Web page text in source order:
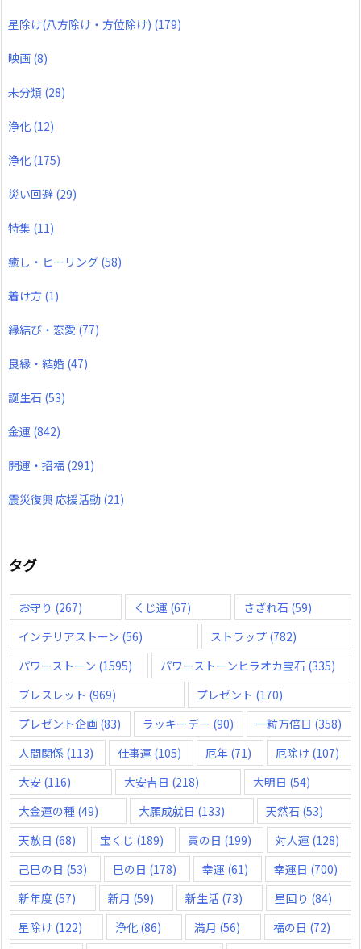
星除け(八方除け・方位除け) (179)
映画 (8)
未分類 (28)
浄化 (12)
浄化 (175)
災い回避 (29)
特集 (11)
癒し・ヒーリング (58)
着け方 (1)
縁結び・恋愛 (77)
良縁・結婚 (47)
誕生石 (53)
金運 (842)
開運・招福 (291)
震災復興 応援活動 (21)
タグ
お守り (267) くじ運 (67) さざれ石 (59)
インテリアストーン (56) ストラップ(782)
パワーストーン (1595) パワーストーンヒラオカ宝石 (335)
ブレスレット (969) プレゼント (170)
プレゼント企画 (83) ラッキーデー (90) 一粒万倍日 (358)
人間関係 (113) 仕事運 (105) 厄年 (71) 厄除け (107)
大安 (116) 大安吉日 (218) 大明日 (54)
大金運の種 (49) 大願成就日 (133) 天然石 (53)
天赦日 (68) 宝くじ (189) 寅の日 (199) 対人運 (128)
己巳の日 (53) 巳の日 (178) 幸運 (61) 幸運日 (700)
新年度 (57) 新月 (59) 新生活 (73) 星回り (84)
星除け (122) 浄化 (86) 満月 (56) 福の日 (72)